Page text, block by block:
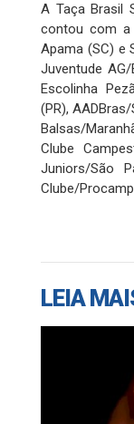
A Taça Brasil
contou com a
Apama (SC) e
Juventude
Escolinha
(PR),
Balsas/
Clube
Juniors/São
Clube/
LEIA